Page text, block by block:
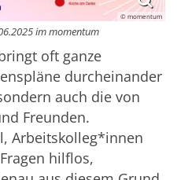
© momentum
im momentum
oft ganze
durcheinander
auch die von
Freunden.
Arbeitskolleg*innen
hilflos,